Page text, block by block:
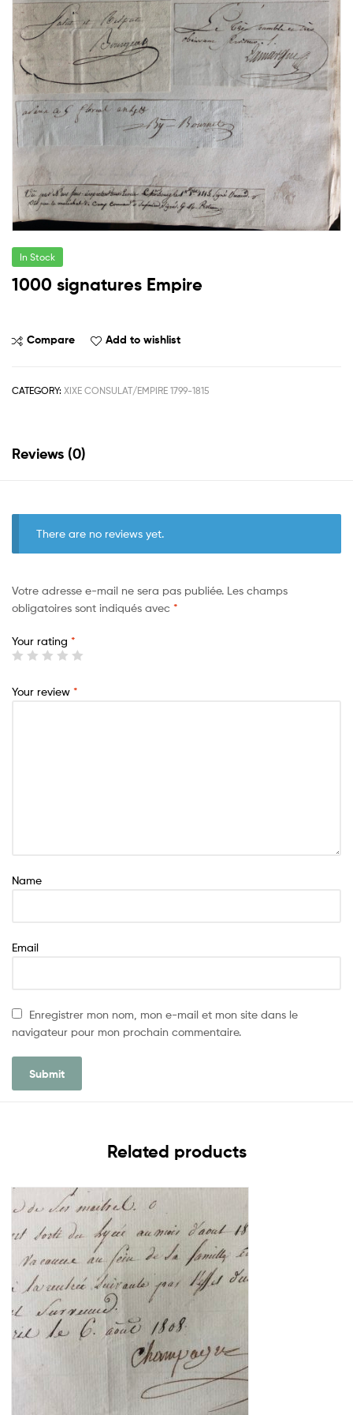
In Stock
1000 signatures Empire
Compare Add to wishlist
CATEGORY: XIXE CONSULAT/EMPIRE 1799-1815
Reviews (0)
There are no reviews yet.
Votre adresse e-mail ne sera pas publiée. Les champs
obligatoires sont indiqués avec *
Your rating *
Your review *
Name
Email
Enregistrer mon nom, mon e-mail et mon site dans le
navigateur pour mon prochain commentaire.
Related products